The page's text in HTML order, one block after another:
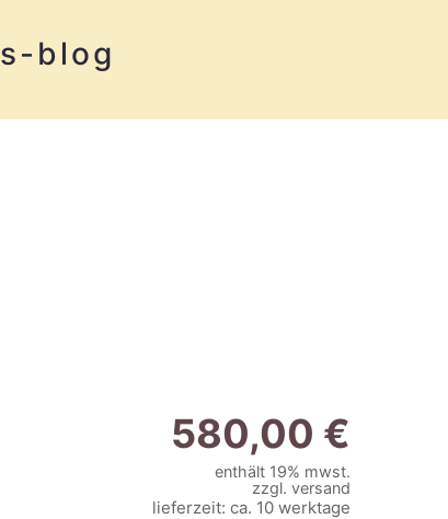
blog
580,00 €
enthält 19% mwst.
zzgl. versand
lieferzeit: ca. 10 werktage